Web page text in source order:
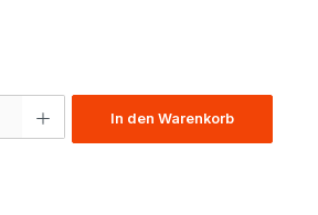
In den Warenkorb